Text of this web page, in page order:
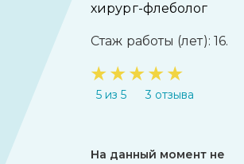
хирург-флеболог
Стаж работы (лет): 16.
★★★★★
5 из 5 3 отзыва
На данный момент не